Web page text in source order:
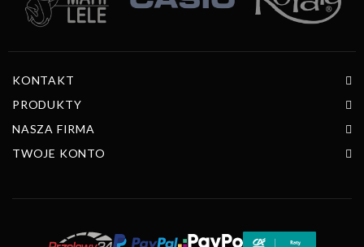
KONTAKT
PRODUKTY
NASZA FIRMA
TWOJE KONTO